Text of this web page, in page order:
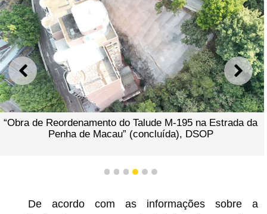
ANTERIOR
“Obra de Reordenamento do Talude M-195 na Estrada da
Penha de Macau” (concluída), DSOP
1 2 3 4 5 6
De acordo com as informações sobre a